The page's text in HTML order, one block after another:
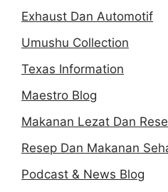
Exhaust Dan Automotif
Umushu Collection
Texas Information
Maestro Blog
Makanan Lezat Dan
Resep Dan Makanan
Podcast & News Blog